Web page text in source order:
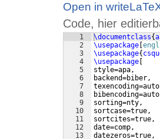
Open in
Code, hier
1
2
3
4
5
6
7
8
9
10
11
12
13
\documentclass{
\usepackage
\usepackage{
\usepackage
style=apa,
backend=biber,
sorting=nty,
sortcase=true,
sortcites=true,
date=comp,
datezeros=true,